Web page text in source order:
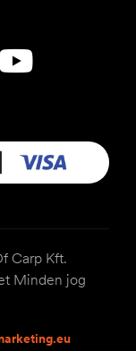
Carp Kft.
Minden jog